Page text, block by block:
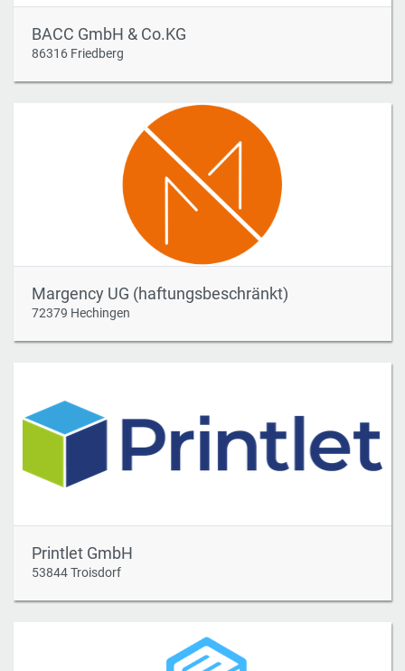
BACC GmbH & Co.KG
86316 Friedberg
Margency UG (haftungsbeschränkt)
72379 Hechingen
Printlet GmbH
53844 Troisdorf